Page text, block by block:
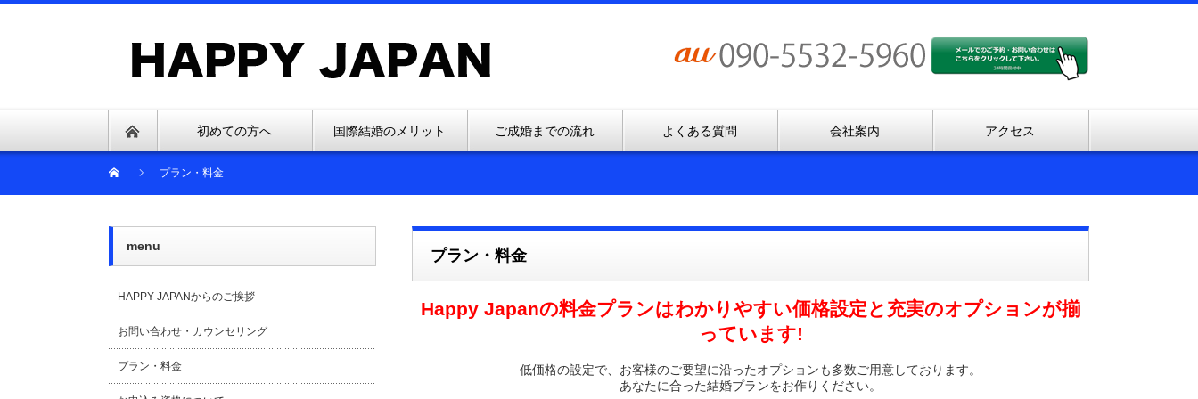
初めての方へ 国際結婚のメリット ご成婚までの流れ よくある質問 会社案内 アクセス
プラン・料金
プラン・料金
Happy Japanの料金プランはわかりやすい価格設定と充実のオプションが揃
っています!
低価格の設定で、お客様のご要望に沿ったオプションも多数ご用意しております。
あなたに合った結婚プランをお作りください。
menu
HAPPY JAPANからのご挨拶
お問い合わせ・カウンセリング
プラン・料金